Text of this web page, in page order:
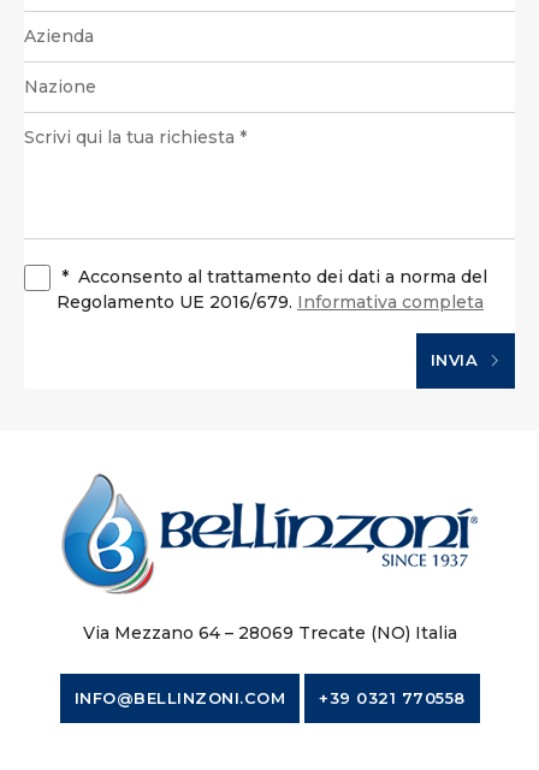
* Acconsento al trattamento dei dati a norma del
Regolamento UE 2016/679. Informativa completa
INVIA
Via Mezzano 64 – 28069 Trecate (NO) Italia
INFO@BELLINZONI.COM +39 0321 770558